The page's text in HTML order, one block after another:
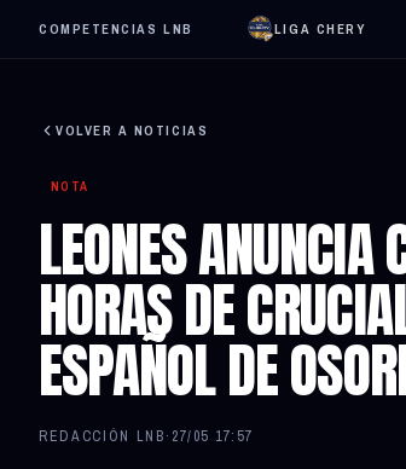
COMPETENCIAS LNB LIGA CHERY
VOLVER A NOTICIAS
NOTA
LEONES
HORAS DE
ESPAÑOL DE
REDACCIÓN LNB· 27/05 17:57